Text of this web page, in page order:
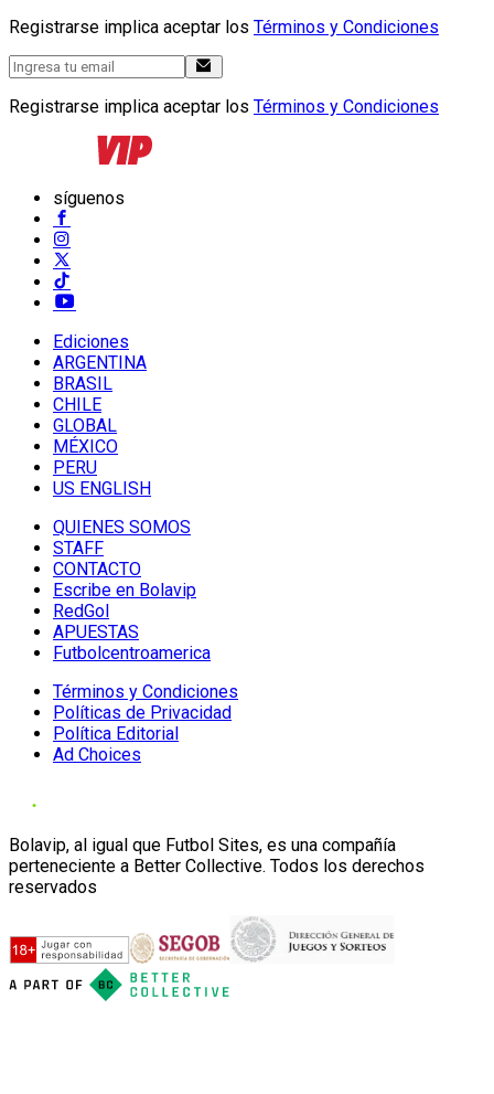
Registrarse implica aceptar los Términos y Condiciones
Registrarse implica aceptar los Términos y Condiciones
síguenos
Ediciones
ARGENTINA
BRASIL
CHILE
GLOBAL
MÉXICO
PERU
US ENGLISH
QUIENES SOMOS
STAFF
CONTACTO
Escribe en Bolavip
RedGol
APUESTAS
Futbolcentroamerica
Términos y Condiciones
Políticas de Privacidad
Política Editorial
Ad Choices
Bolavip, al igual que Futbol Sites, es una compañía
perteneciente a Better Collective. Todos los derechos
reservados